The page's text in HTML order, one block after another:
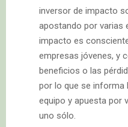
inversor de impacto
apostando por varias
impacto es
empresas jóvenes, y
beneficios o las
por lo que se informa
equipo y apuesta por
uno sólo.